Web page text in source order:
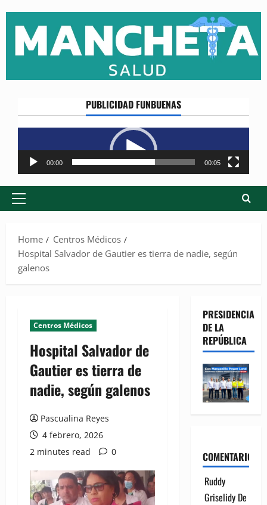
content
PUBLICIDAD FUNBUENAS
Reproductor
de
vídeo
00:00 00:05
Primary
Home
Centros Médicos
Hospital Salvador de Gautier es tierra de nadie, según
galenos
Centros Médicos
Hospital Salvador de
Gautier es tierra de
nadie, según galenos
Pascualina Reyes
4 febrero, 2026
2 minutes read
0
PRESIDENCIA
DE LA
REPÚBLICA
COMENTARIOS
Ruddy
Griselidy De